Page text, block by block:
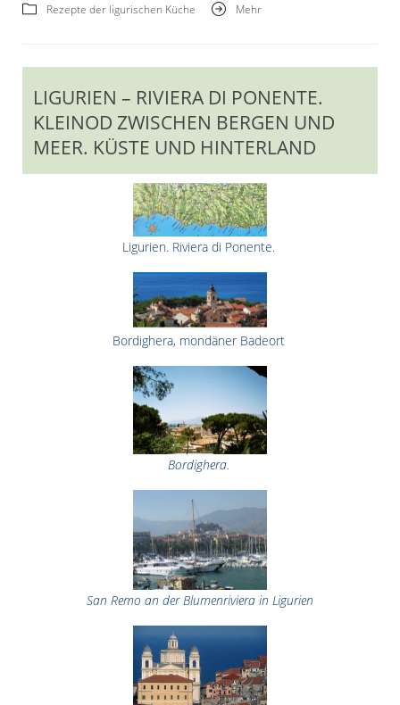
Rezepte der ligurischen Küche
Mehr
LIGURIEN – RIVIERA DI PONENTE.
KLEINOD ZWISCHEN BERGEN UND
MEER. KÜSTE UND HINTERLAND
Ligurien. Riviera di Ponente.
Bordighera, mondäner Badeort
Bordighera.
San Remo an der Blumenriviera in Ligurien